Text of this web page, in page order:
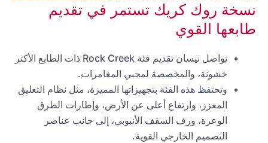
نسخة روك كريك تستمر في تقديم
طابعها القوي
تواصل نيسان تقديم فئة Rock Creek ذات الطابع الأكثر
خشونة، والمخصصة لمحبي المغامرات.
وتحتفظ هذه الفئة بتجهيزاتها المميزة، مثل نظام التعليق
المعزز، وارتفاع أعلى عن الأرض، وإطارات الطرق
الوعرة، ورف السقف الأنبوبي، إلى جانب عناصر
التصميم الخارجي القوية.